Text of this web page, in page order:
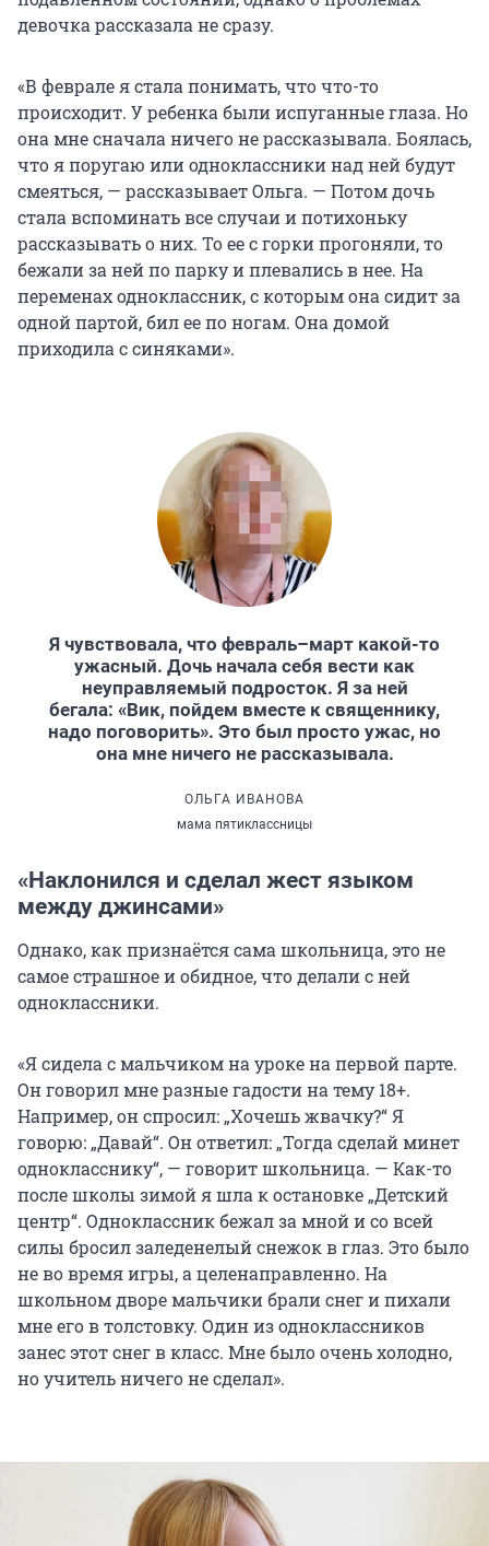
девочка рассказала не сразу.
«В феврале я стала понимать, что что-то
происходит. У ребенка были испуганные глаза. Но
она мне сначала ничего не рассказывала. Боялась,
что я поругаю или одноклассники над ней будут
смеяться, — рассказывает Ольга. — Потом дочь
стала вспоминать все случаи и потихоньку
рассказывать о них. То ее с горки прогоняли, то
бежали за ней по парку и плевались в нее. На
переменах одноклассник, с которым она сидит за
одной партой, бил ее по ногам. Она домой
приходила с синяками».
Я чувствовала, что февраль–март какой-то
ужасный. Дочь начала себя вести как
неуправляемый подросток. Я за ней
бегала: «Вик, пойдем вместе к священнику,
надо поговорить». Это был просто ужас, но
она мне ничего не рассказывала.
ОЛЬГА ИВАНОВА
мама пятиклассницы
«Наклонился и сделал жест языком
между джинсами»
Однако, как признаётся сама школьница, это не
самое страшное и обидное, что делали с ней
одноклассники.
«Я сидела с мальчиком на уроке на первой парте.
Он говорил мне разные гадости на тему 18+.
Например, он спросил: „Хочешь жвачку?“ Я
говорю: „Давай“. Он ответил: „Тогда сделай минет
однокласснику“, — говорит школьница. — Как-то
после школы зимой я шла к остановке „Детский
центр“. Одноклассник бежал за мной и со всей
силы бросил заледенелый снежок в глаз. Это было
не во время игры, а целенаправленно. На
школьном дворе мальчики брали снег и пихали
мне его в толстовку. Один из одноклассников
занес этот снег в класс. Мне было очень холодно,
но учитель ничего не сделал».